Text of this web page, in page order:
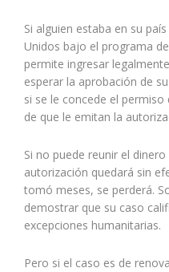
Si alguien estaba en su
Unidos bajo el programa
permite ingresar
esperar la aprobación de
si se le concede el
de que le emitan la
Si no puede reunir el
autorización quedará sin
tomó meses, se perderá.
demostrar que su caso
excepciones humanitarias.
Pero si el caso es de